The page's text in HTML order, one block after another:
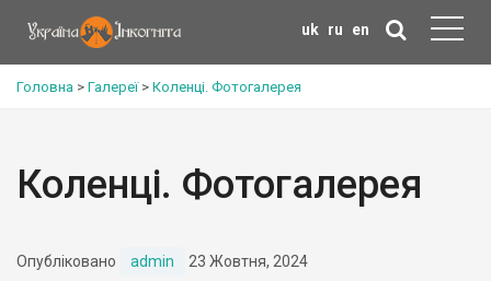
uk ru en
Головна > Галереї> Коленці. Фотогалерея
Коленці. Фотогалерея
Опубліковано admin 23 Жовтня, 2024